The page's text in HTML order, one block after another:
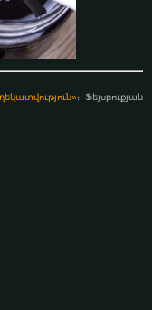
։ Ֆեյսբուքյան